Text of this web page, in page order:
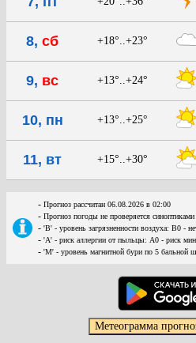
8, сб +18°..+23°
9, вс +13°..+24°
10, пн +13°..+25°
11, вт +15°..+30°
- Прогноз рассчитан 06.08.2026 в 02:00
- Прогноз погоды не проверяется синоптиками
- 'В' - уровень загрязненности воздуха: В0 -
- 'А' - риск аллергии от пыльцы: А0 - риск
- 'М' - уровень магнитной бури по 5 бальной